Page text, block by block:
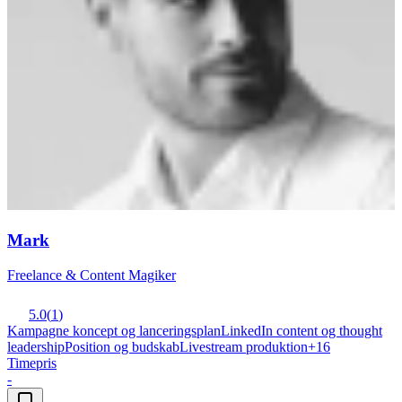
Mark
Freelance & Content Magiker
5.0(1)
Kampagne koncept og lanceringsplanLinkedIn content og thought
leadershipPosition og budskabLivestream produktion+16
Timepris
-